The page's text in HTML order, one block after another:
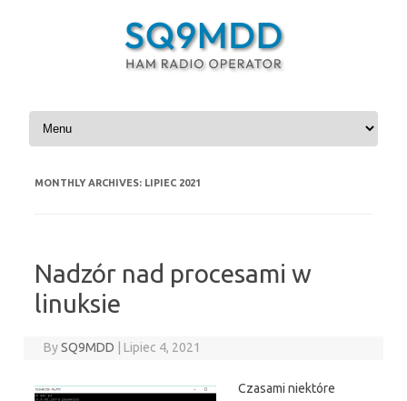
Skip to content
MONTHLY ARCHIVES: LIPIEC 2021
Nadzór nad procesami w
linuksie
BySQ9MDD Lipiec 4, 2021
Czasami niektóre